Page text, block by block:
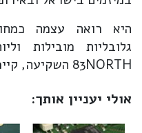
היא רואה עצמה
גלובליות מובילות
83NORTH השקיעה, קיימת פעילות בארצות הברית.
אולי יעניין אותך: